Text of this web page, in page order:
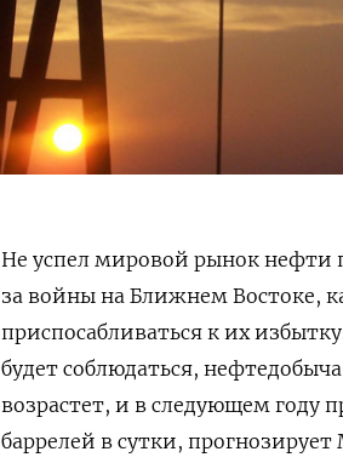
Не успел мировой рынок нефти
за войны на Ближнем Востоке,
приспосабливаться к их
будет соблюдаться,
возрастет, и в следующем году
баррелей в сутки,